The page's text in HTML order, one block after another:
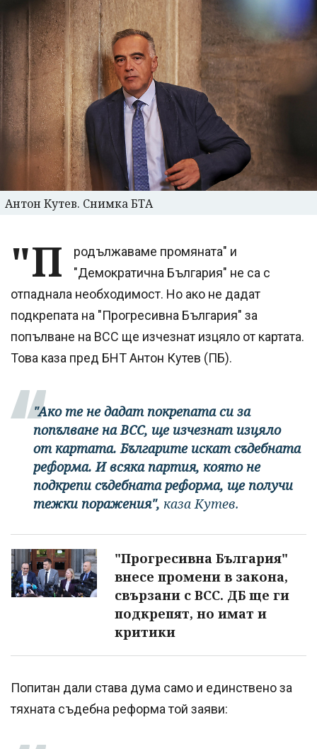
Антон Кутев. Снимка БТА
"П
родължаваме промяната" и
"Демократична България" не са с
отпаднала необходимост. Но ако не дадат
подкрепата на "Прогресивна България" за
попълване на ВСС ще изчезнат изцяло от картата.
Това каза пред БНТ Антон Кутев (ПБ).
"Ако те не дадат покрепата си за
попълване на ВСС, ще изчезнат изцяло
от картата. Българите искат съдебната
реформа. И всяка партия, която не
подкрепи съдебната реформа, ще получи
тежки поражения", каза Кутев.
"Прогресивна България"
внесе промени в закона,
свързани с ВСС. ДБ ще ги
подкрепят, но имат и
критики
Попитан дали става дума само и единствено за
тяхната съдебна реформа той заяви: